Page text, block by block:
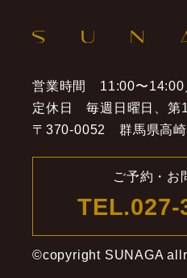
き、それにより特定の
（２）個人識別符号が
当店では、業務遂行上
ご提供いただくことが
用させていただきます。
営業時間 11:00〜14:00
定休日 毎週日曜日、第
〒370-0052 群馬県高
ご予約・お
TEL.027-
©️copyright SUNAGA